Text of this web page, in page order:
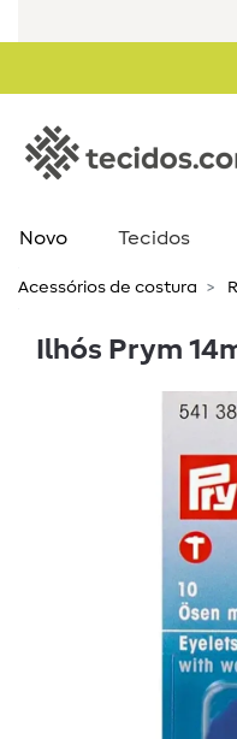
Novo Tecidos
Acessórios de costura​
Ilhós Prym